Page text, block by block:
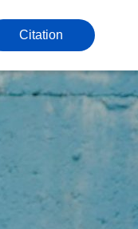
Citation